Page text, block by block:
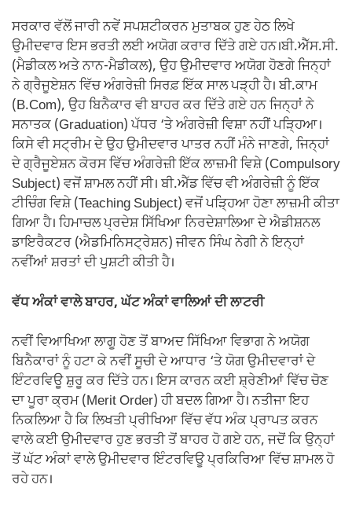
ਸਰਕਾਰ ਵੱਲੋਂ ਜਾਰੀ ਨਵੇਂ ਸਪਸ਼ਟੀਕਰਨ ਮੁਤਾਬਕ ਹੁਣ ਹੇਠ ਲਿਖੇ
ਉਮੀਦਵਾਰ ਇਸ ਭਰਤੀ ਲਈ ਅਯੋਗ ਕਰਾਰ ਦਿੱਤੇ ਗਏ ਹਨ।ਬੀ.ਐੱਸ.ਸੀ.
(ਮੈਡੀਕਲ ਅਤੇ ਨਾਨ-ਮੈਡੀਕਲ), ਉਹ ਉਮੀਦਵਾਰ ਅਯੋਗ ਹੋਣਗੇ ਜਿਨ੍ਹਾਂ
ਨੇ ਗ੍ਰੈਜੂਏਸ਼ਨ ਵਿੱਚ ਅੰਗਰੇਜ਼ੀ ਸਿਰਫ਼ ਇੱਕ ਸਾਲ ਪੜ੍ਹੀ ਹੈ। ਬੀ.ਕਾਮ
(B.Com), ਉਹ ਬਿਨੈਕਾਰ ਵੀ ਬਾਹਰ ਕਰ ਦਿੱਤੇ ਗਏ ਹਨ ਜਿਨ੍ਹਾਂ ਨੇ
ਸਨਾਤਕ (Graduation) ਪੱਧਰ ‘ਤੇ ਅੰਗਰੇਜ਼ੀ ਵਿਸ਼ਾ ਨਹੀਂ ਪੜ੍ਹਿਆ।
ਕਿਸੇ ਵੀ ਸਟ੍ਰੀਮ ਦੇ ਉਹ ਉਮੀਦਵਾਰ ਪਾਤਰ ਨਹੀਂ ਮੰਨੇ ਜਾਣਗੇ, ਜਿਨ੍ਹਾਂ
ਦੇ ਗ੍ਰੈਜੂਏਸ਼ਨ ਕੋਰਸ ਵਿੱਚ ਅੰਗਰੇਜ਼ੀ ਇੱਕ ਲਾਜ਼ਮੀ ਵਿਸ਼ੇ (Compulsory
Subject) ਵਜੋਂ ਸ਼ਾਮਲ ਨਹੀਂ ਸੀ। ਬੀ.ਐੱਡ ਵਿੱਚ ਵੀ ਅੰਗਰੇਜ਼ੀ ਨੂੰ ਇੱਕ
ਟੀਚਿੰਗ ਵਿਸ਼ੇ (Teaching Subject) ਵਜੋਂ ਪੜ੍ਹਿਆ ਹੋਣਾ ਲਾਜ਼ਮੀ ਕੀਤਾ
ਗਿਆ ਹੈ। ਹਿਮਾਚਲ ਪ੍ਰਦੇਸ਼ ਸਿੱਖਿਆ ਨਿਰਦੇਸ਼ਾਲਿਆ ਦੇ ਐਡੀਸ਼ਨਲ
ਡਾਇਰੈਕਟਰ (ਐਡਮਿਨਿਸਟ੍ਰੇਸ਼ਨ) ਜੀਵਨ ਸਿੰਘ ਨੇਗੀ ਨੇ ਇਨ੍ਹਾਂ
ਨਵੀਂਆਂ ਸ਼ਰਤਾਂ ਦੀ ਪੁਸ਼ਟੀ ਕੀਤੀ ਹੈ।
ਵੱਧ ਅੰਕਾਂ ਵਾਲੇ ਬਾਹਰ, ਘੱਟ ਅੰਕਾਂ ਵਾਲਿਆਂ ਦੀ ਲਾਟਰੀ
ਨਵੀਂ ਵਿਆਖਿਆ ਲਾਗੂ ਹੋਣ ਤੋਂ ਬਾਅਦ ਸਿੱਖਿਆ ਵਿਭਾਗ ਨੇ ਅਯੋਗ
ਬਿਨੈਕਾਰਾਂ ਨੂੰ ਹਟਾ ਕੇ ਨਵੀਂ ਸੂਚੀ ਦੇ ਆਧਾਰ ‘ਤੇ ਯੋਗ ਉਮੀਦਵਾਰਾਂ ਦੇ
ਇੰਟਰਵਿਊ ਸ਼ੁਰੂ ਕਰ ਦਿੱਤੇ ਹਨ। ਇਸ ਕਾਰਨ ਕਈ ਸ਼੍ਰੇਣੀਆਂ ਵਿੱਚ ਚੋਣ
ਦਾ ਪੂਰਾ ਕ੍ਰਮ (Merit Order) ਹੀ ਬਦਲ ਗਿਆ ਹੈ। ਨਤੀਜਾ ਇਹ
ਨਿਕਲਿਆ ਹੈ ਕਿ ਲਿਖਤੀ ਪ੍ਰੀਖਿਆ ਵਿੱਚ ਵੱਧ ਅੰਕ ਪ੍ਰਾਪਤ ਕਰਨ
ਵਾਲੇ ਕਈ ਉਮੀਦਵਾਰ ਹੁਣ ਭਰਤੀ ਤੋਂ ਬਾਹਰ ਹੋ ਗਏ ਹਨ, ਜਦੋਂ ਕਿ ਉਨ੍ਹਾਂ
ਤੋਂ ਘੱਟ ਅੰਕਾਂ ਵਾਲੇ ਉਮੀਦਵਾਰ ਇੰਟਰਵਿਊ ਪ੍ਰਕਿਰਿਆ ਵਿੱਚ ਸ਼ਾਮਲ ਹੋ
ਰਹੇ ਹਨ।